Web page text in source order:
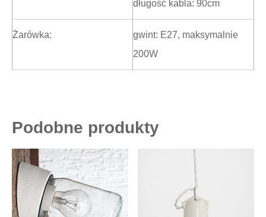
długość kabla: 90cm
Żarówka:
gwint: E27, maksymalnie
200W
Podobne produkty